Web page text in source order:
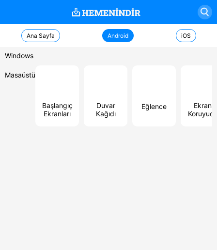
Ana Sayfa Android iOS
Windows
Masaüstü
Başlangıç
Ekranları
Duvar
Kağıdı
Eğlence
Ekran
Koruyucu